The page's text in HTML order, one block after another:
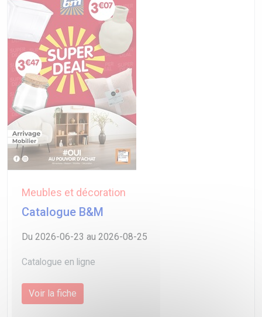
Meubles et décoration
Catalogue B&M
Du 2026-06-23 au 2026-08-25
Catalogue en ligne
Voir la fiche